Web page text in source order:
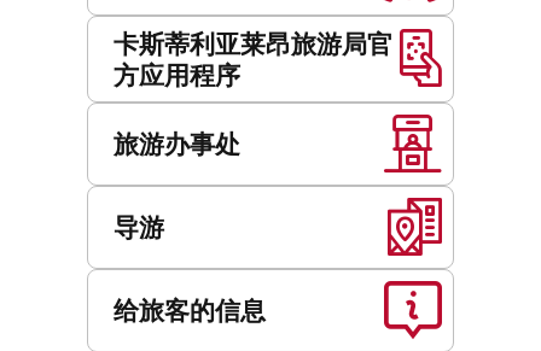
卡斯蒂利亚莱昂旅游局官
方应用程序
旅游办事处
导游
给旅客的信息